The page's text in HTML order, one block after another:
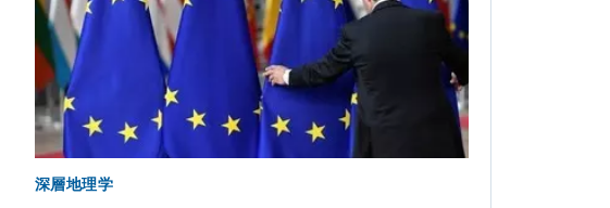
深層地理学